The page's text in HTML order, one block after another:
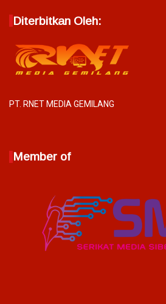
Diterbitkan Oleh:
PT. RNET MEDIA GEMILANG
Member of